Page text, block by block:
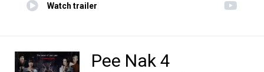
Watch trailer
Pee Nak 4